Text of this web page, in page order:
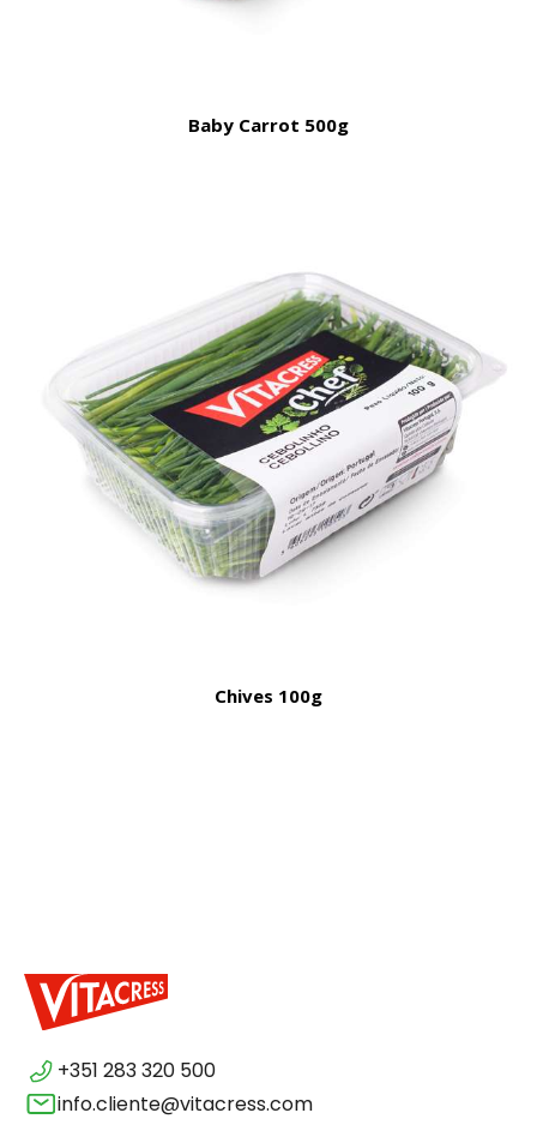
Baby Carrot 500g
Chives 100g
+351 283 320 500
info.cliente@vitacress.com